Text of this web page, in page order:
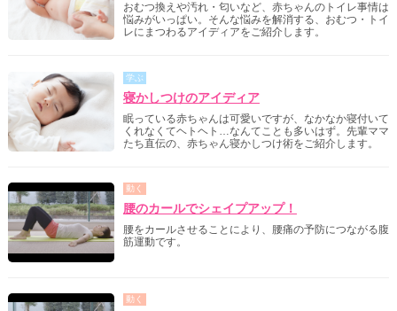
おむつ換えや汚れ・匂いなど、赤ちゃんのトイレ事情は
悩みがいっぱい。そんな悩みを解消する、おむつ・トイ
レにまつわるアイディアをご紹介します。
学ぶ
寝かしつけのアイディア
眠っている赤ちゃんは可愛いですが、なかなか寝付いて
くれなくてヘトヘト…なんてことも多いはず。先輩ママ
たち直伝の、赤ちゃん寝かしつけ術をご紹介します。
動く
腰のカールでシェイプアップ！
腰をカールさせることにより、腰痛の予防につながる腹
筋運動です。
動く